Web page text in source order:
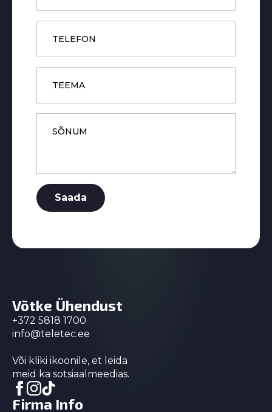
Phone
Subject
Message
Saada
Võtke Ühendust
+372 5818 1700
info@teletec.ee
Või kliki ikoonile, et leida
meid ka sotsiaalmeedias.
Firma Info